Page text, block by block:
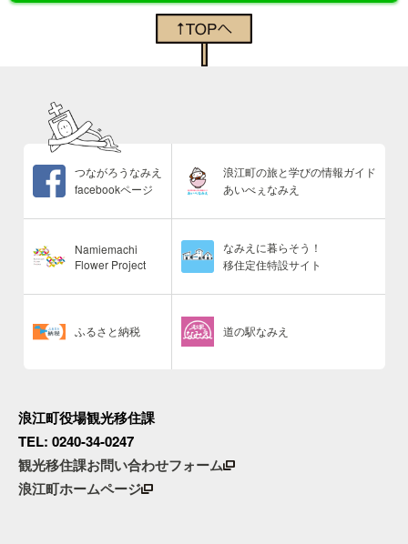
つながろうなみえ
facebookページ
浪江町の旅と学びの情報ガイド
あいべぇなみえ
Namiemachi
Flower Project
なみえに暮らそう！
移住定住特設サイト
ふるさと納税 道の駅なみえ
浪江町役場観光移住課
TEL: 0240-34-0247
観光移住課お問い合わせフォーム
浪江町ホームページ